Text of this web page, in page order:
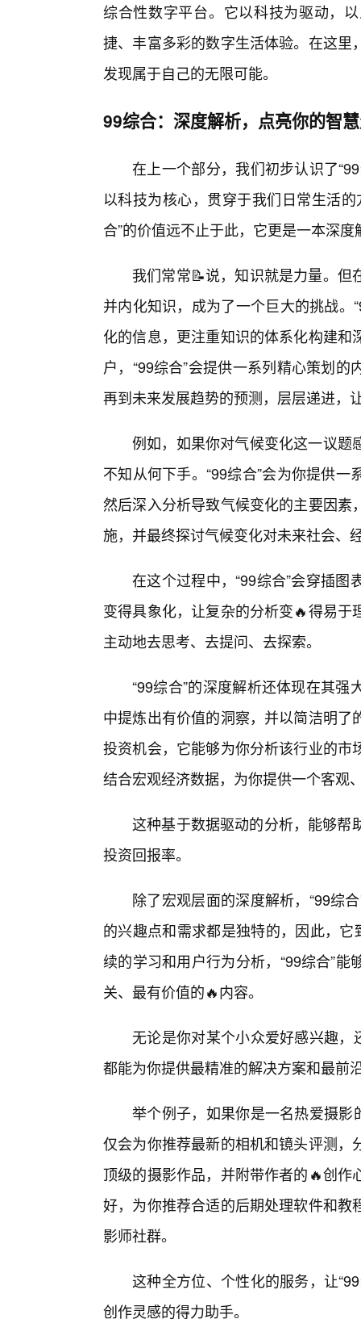
综合性数字平台。它以科技为驱动，
捷、丰富多彩的数字生活体验。在这
发现属于自己的无限可能。
99综合：深度解析，点亮你的智
在上一个部分，我们初步认识了
以科技为核心，贯穿于我们日常生活
合”的价值远不止于此，它更是一本深
我们常常📝说，知识就是力量。
并内化知识，成为了一个巨大的挑战。
化的信息，更注重知识的体系化构建
户，“99综合”会提供一系列精心策划
再到未来发展趋势的预测，层层递进，
例如，如果你对气候变化这一议题
不知从何下手。“99综合”会为你提供
然后深入分析导致气候变化的主要因
施，并最终探讨气候变化对未来社会、
在这个过程中，“99综合”会穿插
变得具象化，让复杂的分析变🔥得易
主动地去思考、去提问、去探索。
“99综合”的深度解析还体现在其
中提炼出有价值的洞察，并以简洁明
投资机会，它能够为你分析该行业的
结合宏观经济数据，为你提供一个客观
这种基于数据驱动的分析，能够帮
投资回报率。
除了宏观层面的深度解析，“99综
的兴趣点和需求都是独特的，因此，
续的学习和用户行为分析，“99综合”
关、最有价值的🔥内容。
无论是你对某个小众爱好感兴趣，
都能为你提供最精准的解决方案和最前
举个例子，如果你是一名热爱摄影
仅会为你推荐最新的相机和镜头评测
顶级的摄影作品，并附带作者的🔥创
好，为你推荐合适的后期处理软件和
影师社群。
这种全方位、个性化的服务，让
创作灵感的得力助手。